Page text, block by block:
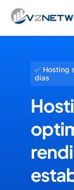
✅ Hosting
días